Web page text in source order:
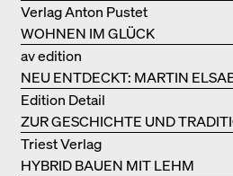
WOHNEN IM GLÜCK
Verlag Anton Pustet
NEU ENTDECKT: MARTIN
av edition
ZUR GESCHICHTE UND
VON LEHMBAUTEN
Edition Detail
HYBRID BAUEN MIT LEHM
Triest Verlag